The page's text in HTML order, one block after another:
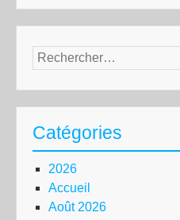
Rechercher :
Catégories
2026
Accueil
Août 2026